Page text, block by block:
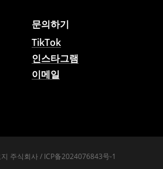
문의하기
TikTok
인스타그램
이메일
주식회사 / ICP备2024076843号-1